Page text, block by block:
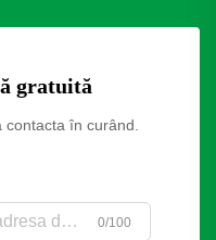
gratuită
în curând.
0/100